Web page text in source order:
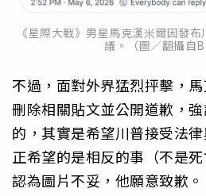
《星際大戰》男星馬克漢米爾因發
議。（圖／翻攝自
不過，面對外界猛烈抨擊，
刪除相關貼文並公開道歉，
的，其實是希望川普接受法
正希望的是相反的事（不是
認為圖片不妥，他願意致歉。